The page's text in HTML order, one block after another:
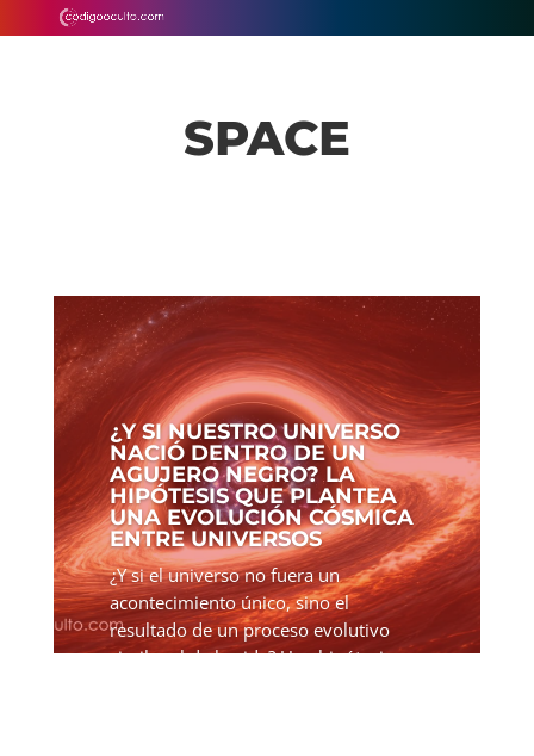
SPACE
¿Y SI NUESTRO UNIVERSO
NACIÓ DENTRO DE UN
AGUJERO NEGRO? LA
HIPÓTESIS QUE PLANTEA
UNA EVOLUCIÓN CÓSMICA
ENTRE UNIVERSOS
¿Y si el universo no fuera un
acontecimiento único, sino el
resultado de un proceso evolutivo
similar al de la vida? Una hipótesis